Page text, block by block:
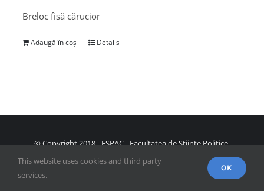
Breloc fisă cărucior
Adaugă în coș Details
© Copyright 2018 - FSPAC - Facultatea de Științe Politice,
Administrative și ale Comunicării
This website uses cookies and third party
services.
OK